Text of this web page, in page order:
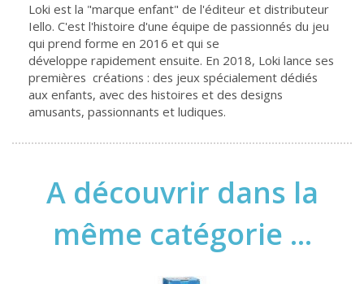
Loki est la "marque enfant" de l'éditeur et distributeur
Iello. C'est l'histoire d'une équipe de passionnés du jeu
qui prend forme en 2016 et qui se
développe rapidement ensuite. En 2018, Loki lance ses
premières créations : des jeux spécialement dédiés
aux enfants, avec des histoires et des designs
amusants, passionnants et ludiques.
A découvrir dans la
même catégorie ...